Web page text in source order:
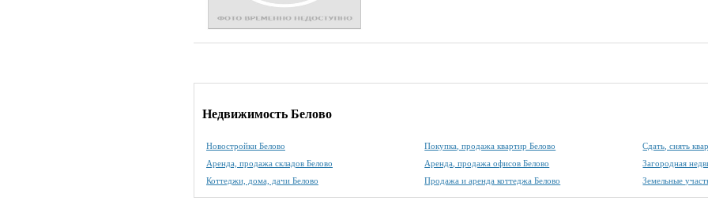
Недвижимость Белово
Новостройки Белово Покупка, продажа квартир Белово
Сдать, снять
Аренда, продажа складов Белово
Аренда, продажа офисов Белово
Загородная
Коттеджи, дома, дачи Белово
Продажа и аренда коттеджа Белово Земельные